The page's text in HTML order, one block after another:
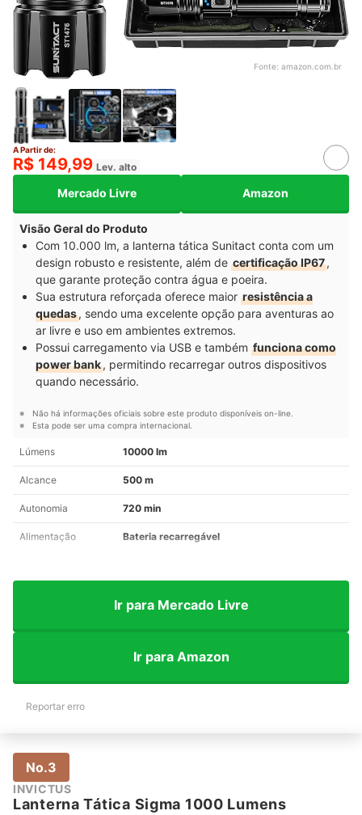
Fonte: amazon.com.br
A Partir de:
R$ 149,99 Lev. alto
Mercado Livre Amazon
Visão Geral do Produto
Com 10.000 lm, a lanterna tática Sunitact conta com um
design robusto e resistente, além de certificação IP67,
que garante proteção contra água e poeira.
Sua estrutura reforçada oferece maior resistência a
quedas, sendo uma excelente opção para aventuras ao
ar livre e uso em ambientes extremos.
Possui carregamento via USB e também funciona como
power bank, permitindo recarregar outros dispositivos
quando necessário.
Não há informações oficiais sobre este produto disponíveis on-line.
Esta pode ser uma compra internacional.
Lúmens 10000 lm
Alcance 500 m
Autonomia 720 min
Alimentação Bateria recarregável
Ir para Mercado Livre
Ir para Amazon
Reportar erro
No.3
INVICTUS
Lanterna Tática Sigma 1000 Lumens